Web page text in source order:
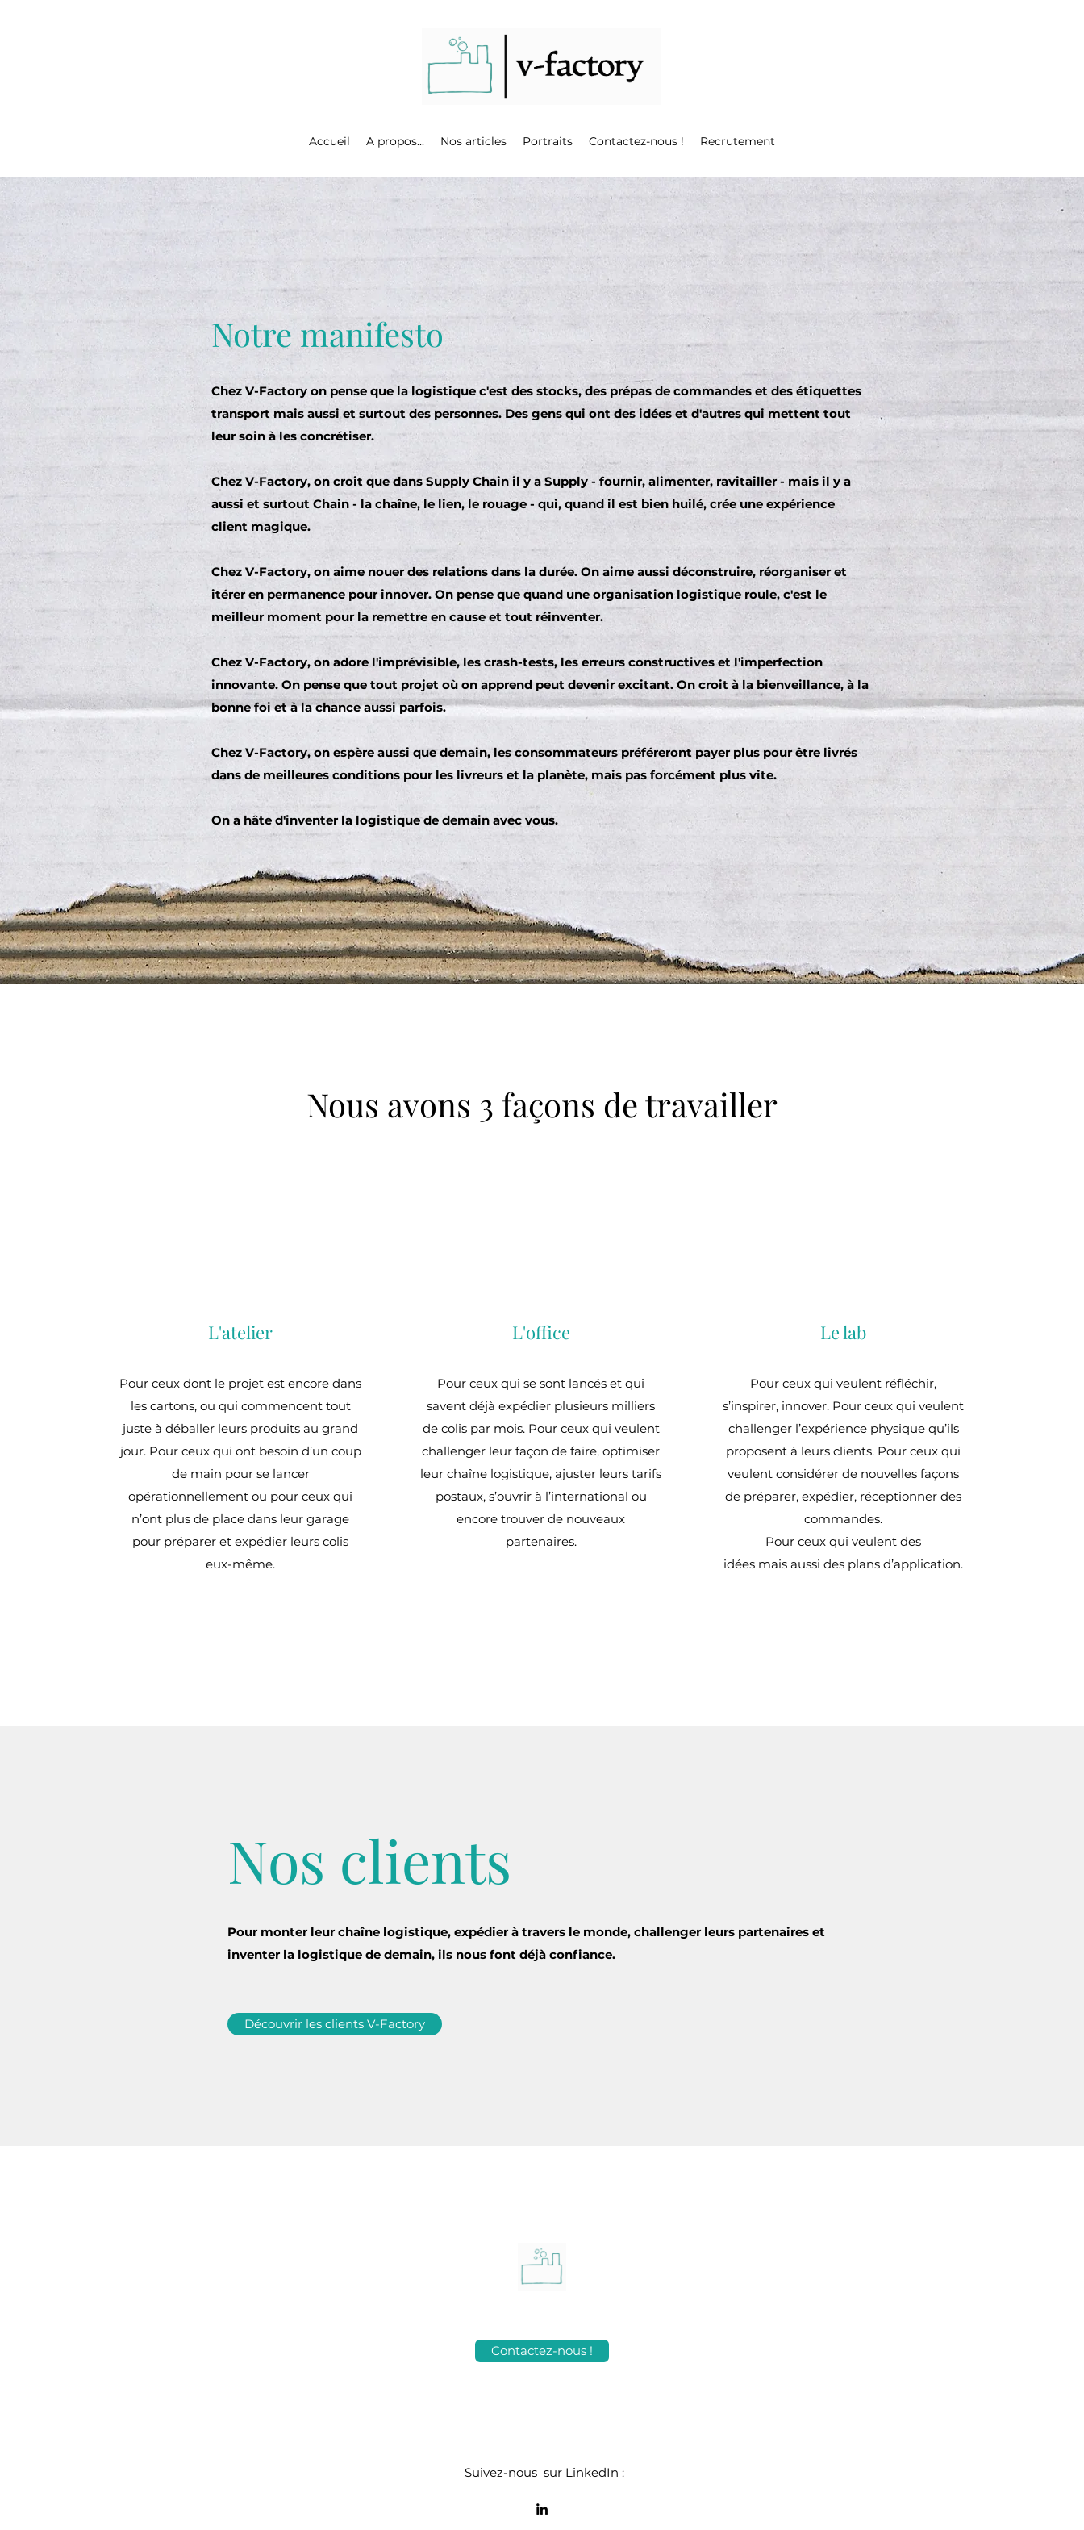
Accueil A propos... Nos articles Portraits Contactez-nous ! Recrutement
Notre manifesto
Chez V-Factory on pense que la logistique c'est des stocks, des prépas de commandes et des étiquettes
transport mais aussi et surtout des personnes. Des gens qui ont des idées et d'autres qui mettent tout
leur soin à les concrétiser.
Chez V-Factory, on croit que dans Supply Chain il y a Supply - fournir, alimenter, ravitailler - mais il y a
aussi et surtout Chain - la chaîne, le lien, le rouage - qui, quand il est bien huilé, crée une expérience
client magique.
Chez V-Factory, on aime nouer des relations dans la durée. On aime aussi déconstruire, réorganiser et
itérer en permanence pour innover. On pense que quand une organisation logistique roule, c'est le
meilleur moment pour la remettre en cause et tout réinventer.
Chez V-Factory, on adore l'imprévisible, les crash-tests, les erreurs constructives et l'imperfection
innovante. On pense que tout projet où on apprend peut devenir excitant. On croit à la bienveillance, à la
bonne foi et à la chance aussi parfois.
Chez V-Factory, on espère aussi que demain, les consommateurs préféreront payer plus pour être livrés
dans de meilleures conditions pour les livreurs et la planète, mais pas forcément plus vite.
On a hâte d'inventer la logistique de demain avec vous.
Nous avons 3 façons de travailler
L'atelier
Pour ceux dont le projet est encore dans
les cartons, ou qui commencent tout
juste à déballer leurs produits au grand
jour. Pour ceux qui ont besoin d’un coup
de main pour se lancer
opérationnellement ou pour ceux qui
n’ont plus de place dans leur garage
pour préparer et expédier leurs colis
eux-même.
L'office
Pour ceux qui se sont lancés et qui
savent déjà expédier plusieurs milliers
de colis par mois. Pour ceux qui veulent
challenger leur façon de faire, optimiser
leur chaîne logistique, ajuster leurs tarifs
postaux, s’ouvrir à l’international ou
encore trouver de nouveaux
partenaires.
Le lab
Pour ceux qui veulent réfléchir,
s’inspirer, innover. Pour ceux qui veulent
challenger l’expérience physique qu’ils
proposent à leurs clients. Pour ceux qui
veulent considérer de nouvelles façons
de préparer, expédier, réceptionner des
commandes.
Pour ceux qui veulent des
idées mais aussi des plans d’application.
Nos clients
Pour monter leur chaîne logistique, expédier à travers le monde, challenger leurs partenaires et
inventer la logistique de demain, ils nous font déjà confiance.
Découvrir les clients V-Factory
Contactez-nous !
Suivez-nous sur LinkedIn :